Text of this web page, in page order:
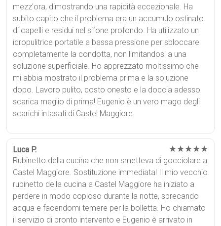
mezz'ora, dimostrando una rapidità eccezionale. Ha
subito capito che il problema era un accumulo ostinato
di capelli e residui nel sifone profondo. Ha utilizzato un
idropulitrice portatile a bassa pressione per sbloccare
completamente la condotta, non limitandosi a una
soluzione superficiale. Ho apprezzato moltissimo che
mi abbia mostrato il problema prima e la soluzione
dopo. Lavoro pulito, costo onesto e la doccia adesso
scarica meglio di prima! Eugenio è un vero mago degli
scarichi intasati di Castel Maggiore.
Luca P. ★★★★★
Rubinetto della cucina che non smetteva di gocciolare a
Castel Maggiore. Sostituzione immediata! Il mio vecchio
rubinetto della cucina a Castel Maggiore ha iniziato a
perdere in modo copioso durante la notte, sprecando
acqua e facendomi temere per la bolletta. Ho chiamato
il servizio di pronto intervento e Eugenio è arrivato in